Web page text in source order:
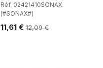
Réf. 02421410SONAX
(#SONAX#)
11,61€ 12,09€